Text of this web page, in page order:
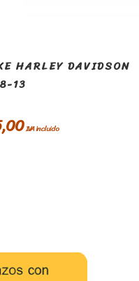
HARLEY DAVIDSON
13
IVA incluido